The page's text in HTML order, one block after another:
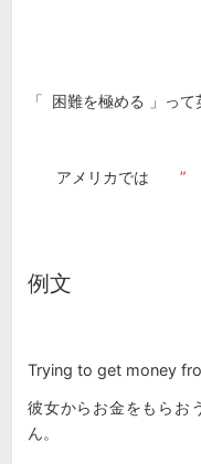
「 困難を極める 」っ
アメリカでは ”
例文
Trying to get money
彼女からお金をもらお
ん。